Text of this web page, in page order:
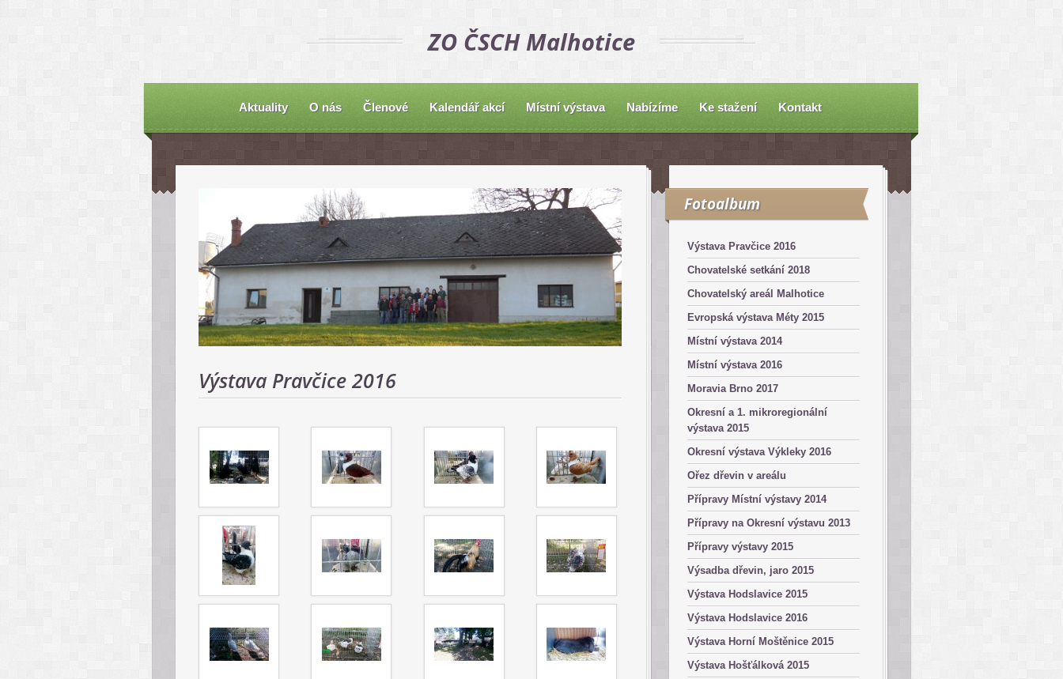
ZO ČSCH Malhotice
Aktuality O nás Členové Kalendář akcí Místní výstava Nabízíme Ke stažení Kontakt
Výstava Pravčice 2016
Fotoalbum
Výstava Pravčice 2016
Chovatelské setkání 2018
Chovatelský areál Malhotice
Evropská výstava Méty 2015
Místní výstava 2014
Místní výstava 2016
Moravia Brno 2017
Okresní a 1. mikroregionální
výstava 2015
Okresní výstava Výkleky 2016
Ořez dřevin v areálu
Přípravy Místní výstavy 2014
Přípravy na Okresní výstavu 2013
Přípravy výstavy 2015
Výsadba dřevin, jaro 2015
Výstava Hodslavice 2015
Výstava Hodslavice 2016
Výstava Horní Moštěnice 2015
Výstava Hošťálková 2015